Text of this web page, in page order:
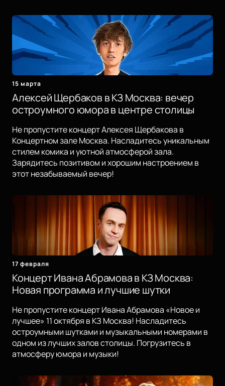
15 марта
Алексей Щербаков в КЗ Москва: вечер
остроумного юмора в центре столицы
Не пропустите концерт Алексея Щербакова в
Концертном зале Москва. Насладитесь уникальным
стилем комика и уютной атмосферой зала.
Зарядитесь позитивом и хорошим настроением в
этот незабываемый вечер!
17 февраля
Концерт Ивана Абрамова в КЗ Москва:
Новая программа и лучшие шутки
Не пропустите концерт Ивана Абрамова «Новое и
лучшее» 11 октября в КЗ Москва! Насладитесь
остроумными шутками и музыкальными номерами в
одном из лучших залов столицы. Погрузитесь в
атмосферу юмора и музыки!